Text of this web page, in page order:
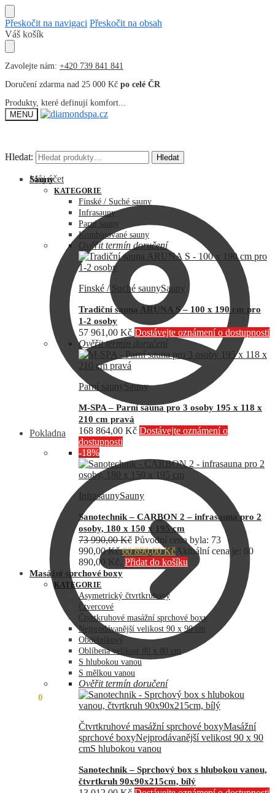
Přeskočit na navigaci Přeskočit na obsah
Váš košík
Zavolejte nám: +420 739 841 841
Doručení zdarma nad 25 000 Kč po celé ČR
Produkty, které definují komfort...
MENU
Hledat: Hledat
Můj účet
Pokladna
0
Hledat: Hledat
Sauny
KATEGORIE
Finské / Suché sauny
Infrasauny
Parní sauny
Kombinované sauny
Ověřit termín doručení
Finské / Suché saunySauny
Tradiční sauna ARUNA S – 100 x 190 cm pro
1-2 osoby
57 961,00 Kč Dostávejte oznámení o dostupnosti
Ověřit termín doručení
Parní saunySauny
M-SPA – Parní sauna pro 3 osoby 195 x 118 x
210 cm pravá
168 864,00 Kč Dostávejte oznámení o
dostupnosti
-18%
InfrasaunySauny
Sanotechnik – CARBON 2 – infrasauna pro 2
osoby, 180 x 150 x 195 cm
73 990,00Kč Původní cena byla: 73
990,00 Kč.60 890,00Kč Aktuální cena je: 60
890,00 Kč. Přidat do košíku
Masážní sprchové boxy
KATEGORIE
Asymetrický čtvrtkruhový
Čtvercové
Čtvrtkruhové masážní sprchové boxy
Nejprodávanější velikost 90 x 90 cm
Obdélníkový
Oblíbená velikost 80 x 80 cm
S hlubokou vanou
S mělkou vanou
Ověřit termín doručení
Čtvrtkruhové masážní sprchové boxyMasážní
sprchové boxyNejprodávanější velikost 90 x 90
cmS hlubokou vanou
Sanotechnik – Sprchový box s hlubokou vanou,
čtvrtkruh 90x90x215cm, bílý